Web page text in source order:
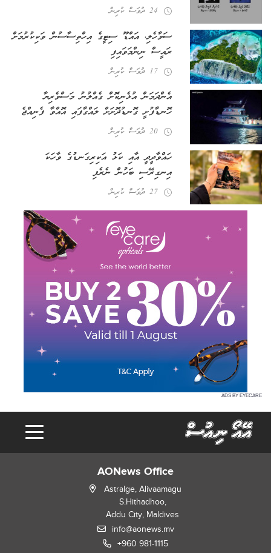
24 ދުވަސް ކުރިން
ސަވާހެލި، އައްޑޫ ސިޓީގެ އިހްތިސާސުން ވަކިކުރުމަށް
ރައީސް ނިންމަވައިފި
17 ދުވަސް ކުރިން
އެންދަމަން އުޅެނިކޮށް ގެއްލުނު މަސްވެރިޔާ
ހޮނޑާފުށީ ގޮނޑުދޮށަށް ލައްގާފައި އޮއްވާ ފެނިއްޖެ
20 ދުވަސް ކުރިން
ހައްވާދީދީ އާއި ކަޅު އަކިރިގަނޑުގެ ވާހަކަ
އިނގިރޭސި ބަހުން ނެރެފި
27 ދުވަސް ކުރިން
ADS BY EYECARE
AONews Office
Astralge, Alivaamagu
S.Hithadhoo,
Addu City, Maldives
info@aonews.mv
+960 981-1115